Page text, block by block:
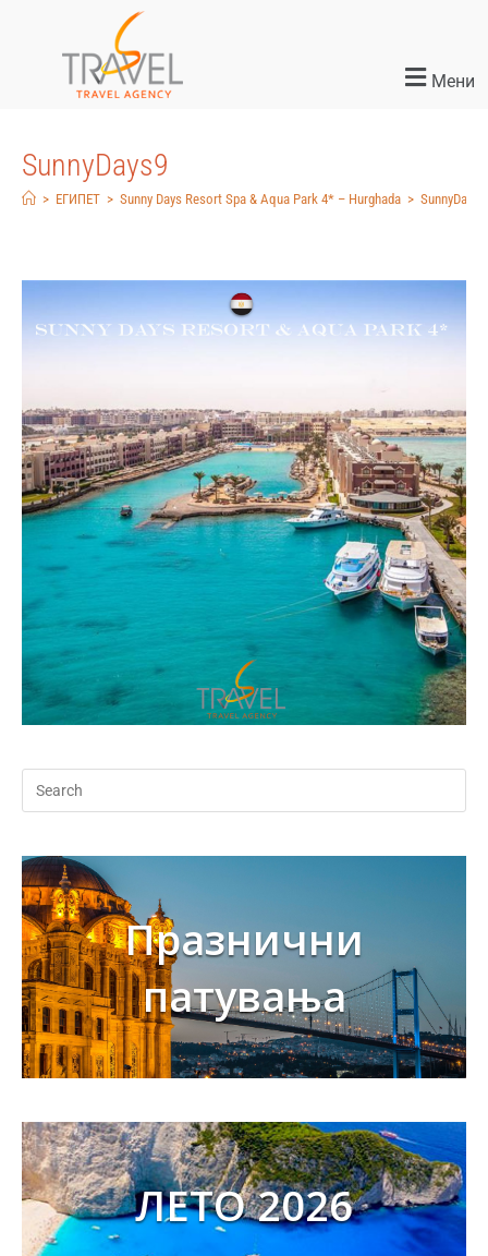
Мени
SunnyDays9
> ЕГИПЕТ > Sunny Days Resort Spa & Aqua Park 4* – Hurghada > SunnyDays9
Празнични
патувања
ЛЕТО 2026